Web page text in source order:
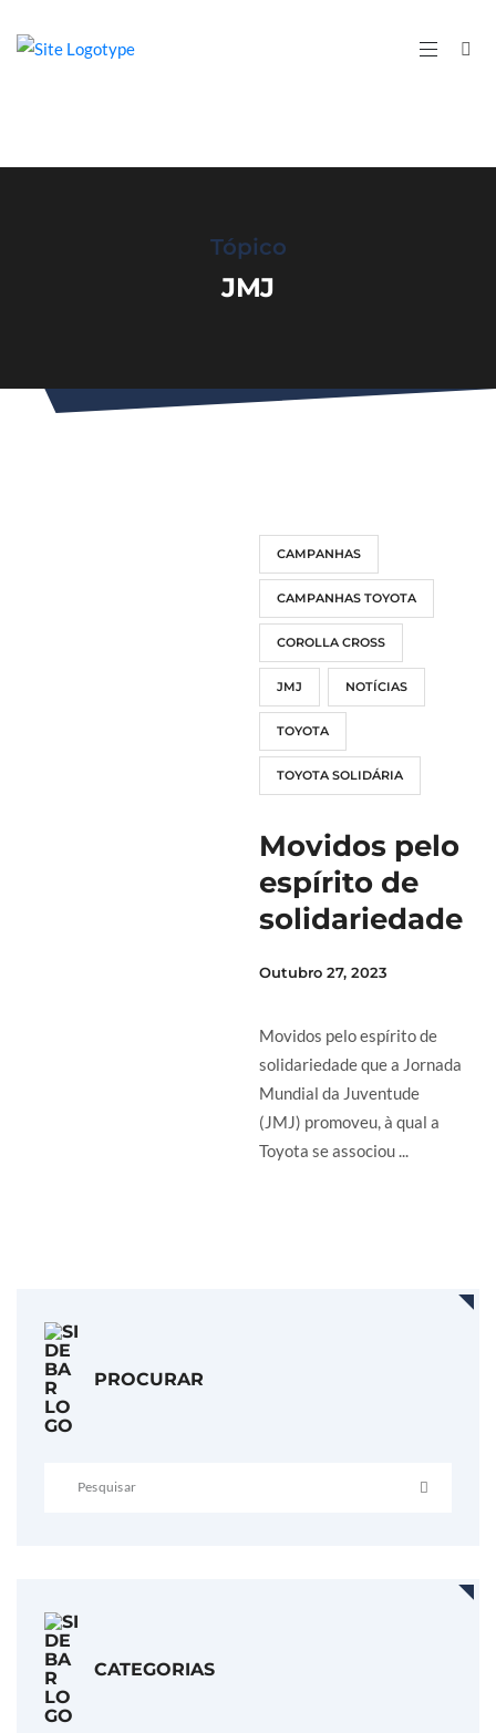
Tópico
JMJ
CAMPANHAS
CAMPANHAS TOYOTA
COROLLA CROSS
JMJ NOTÍCIAS
TOYOTA
TOYOTA SOLIDÁRIA
Movidos pelo
espírito de
solidariedade
Outubro 27, 2023
Movidos pelo espírito de
solidariedade que a Jornada
Mundial da Juventude
(JMJ) promoveu, à qual a
Toyota se associou ...
PROCURAR
CATEGORIAS